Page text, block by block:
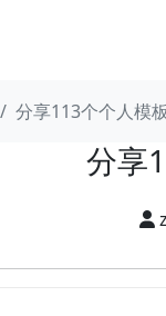
分享113个个人模
分享